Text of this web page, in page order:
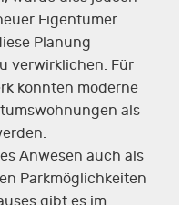
Eigentümer
Planung
verwirklichen. Für
könnten moderne
als
Anwesen auch als
Parkmöglichkeiten
gibt es im